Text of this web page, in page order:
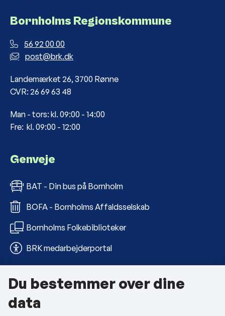
Bornholms Regionskommune
56 92 00 00
post@brk.dk
Landemærket 26, 3700 Rønne
CVR: 26 69 63 48
Man - tors: kl. 09:00 - 14:00
Fre: kl. 09:00 - 12:00
Genveje
BAT - Din bus på Bornholm
BOFA - Bornholms Affaldsselskab
Bornholms Folkebiblioteker
BRK medarbejderportal
Om kommunen
Kontakt os
Du bestemmer over dine
data